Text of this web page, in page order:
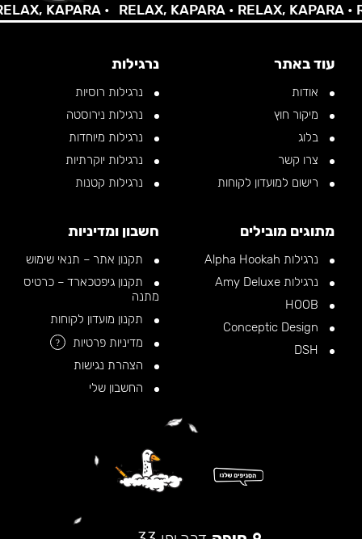
KAPARA • RELAX, KAPARA •RELAX, KAPARA •
עוד באתר
אודות
מיקור חוץ
בלוג
צרו קשר
רישום למועדון לקוחות
נרגילות
נרגילות רוסיות
נרגילות נירוסטה
נרגילות מיוחדות
נרגילות יוקרתיות
נרגילות קטנות
מתוגים מובילים
נרגילות Alpha Hookah
נרגילות Amy Deluxe
חשבון ומדיניות
תקנון אתר – תנאי שימוש
תקנון גיפטכארד – כרטיס
מתנה
תקנון מועדון לקוחות
מדיניות פרטיות
?
הצהרת נגישות
החשבון שלי